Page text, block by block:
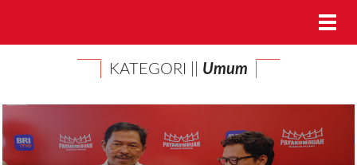
KATEGORI || Umum